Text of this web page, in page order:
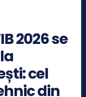
2026 se
cel
din